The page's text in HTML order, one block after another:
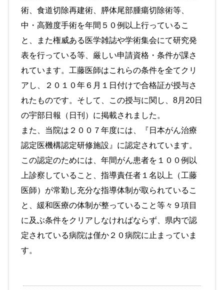
術、食道切除再建術、膵体尾部腫瘍切除術等、
中・高難度手術を年間５０例以上行っているこ
と、また権威ある医学雑誌や学術集会にて研究発
表を行っている等、厳しい申請資格・条件が課さ
れています。工藤医師はこれらの条件を全てクリ
アし、２０１０年６月１日付けで合格証が授与さ
れたものです。そして、この授与に関し、8月20日
の宇部日報（日刊）に掲載されました。
また、当院は２００７年度には、『日本がん治療
認定医機構認定研修施設』に認定されています。
この認定のためには、年間がん患者を１００例以
上診察していること、指導責任者１名以上（工藤
医師）が常勤し充分な指導体制が取られているこ
と、緩和医療の体制が整っていること等々９項目
に及ぶ条件をクリアしなければならず、県内で認
定されている病院は僅か２０病院に止まっていま
す。